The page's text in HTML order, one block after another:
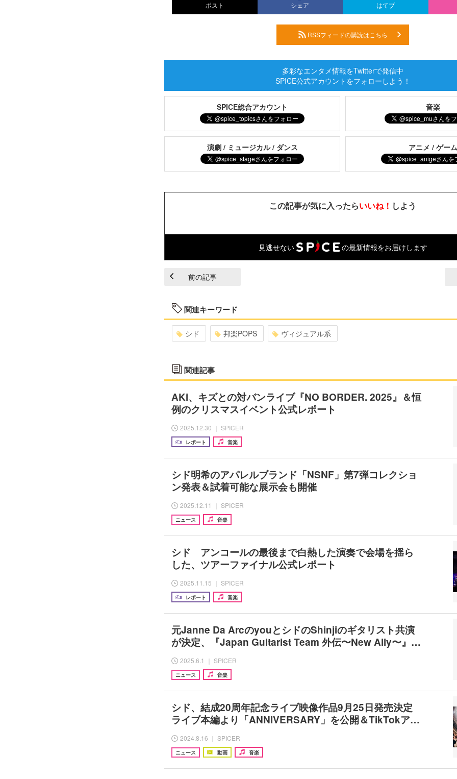
ポスト シェア はてブ
RSSフィードの購読はこちら
多彩なエンタメ情報をTwitterで発信中
SPICE公式アカウントをフォローしよう！
SPICE総合アカウント 音楽
演劇 / ミュージカル / ダンス アニメ / ゲー
この記事が気に入ったらいいね！ しよう
見逃せない の最新情報をお届けします
前の記事
関連キーワード
シド 邦楽POPS ヴィジュアル系
関連記事
AKi、キズとの対バンライブ『NO BORDER. 2025』＆恒
例のクリスマスイベント公式レポート
2025.12.30 ｜ SPICER
レポート 音楽
シド明希のアパレルブランド「NSNF」第7弾コレクショ
ン発表＆試着可能な展示会も開催
2025.12.11 ｜ SPICER
ニュース 音楽
シド アンコールの最後まで白熱した演奏で会場を揺ら
した、ツアーファイナル公式レポート
2025.11.15 ｜ SPICER
レポート 音楽
元Janne Da ArcのyouとシドのShinjiのギタリスト共演
が決定、『Japan Guitarist Team 外伝〜New Ally〜』…
2025.6.1 ｜ SPICER
ニュース 音楽
シド、結成20周年記念ライブ映像作品9月25日発売決定
ライブ本編より「ANNIVERSARY」を公開＆TikTokア…
2024.8.16 ｜ SPICER
ニュース 動画 音楽